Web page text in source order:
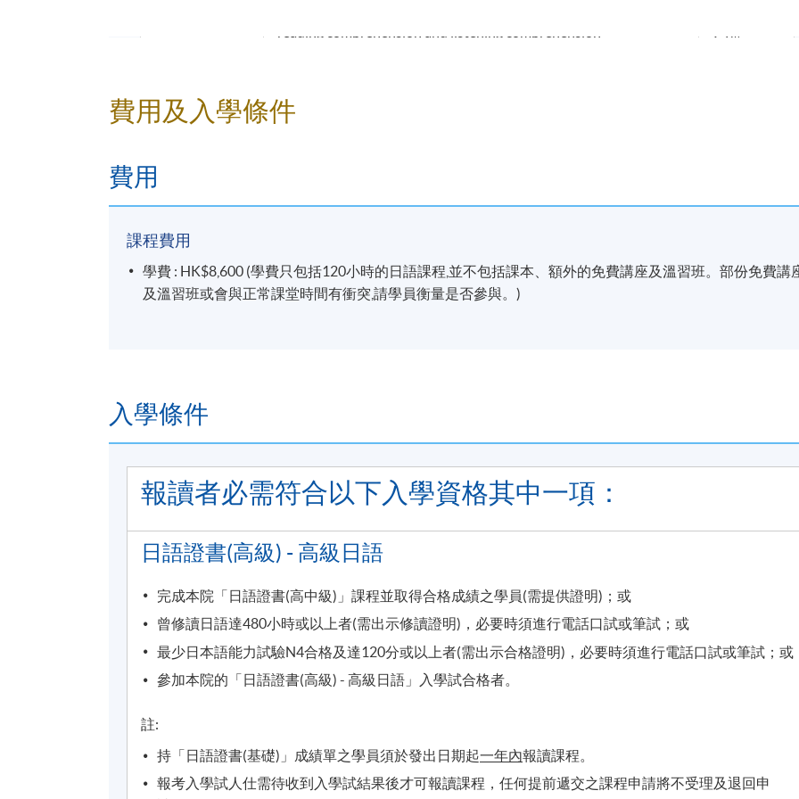
25%
Oral
Examination
A 5-minute one-to-one oral examination
Final
Examination
期末考試
reading comprehension and listening comprehension
Total 合
所有日語課程均由資深導師教授。
【E-Learning介紹】
日語E-Learning網上學習平台為本學科於2008年3月開發的多元化網上學習系統，將先進的教育科技融入傳
面授教學，為學員提供課堂以外完善的學習支援。（本E-Learning 部份內容獲授權使用3A Network之教
材。）
學員透過學習平台，可隨時聽到純正的日語發音﹑溫習文法及學習日本文化。這個網頁是配合正規課堂以外
的補充教材。同學可藉此預習和複習課程，以提升及鞏固日語能力。
費用及入學條件
費用
課程費用
學費 : HK$8,600 (學費只包括120小時的日語課程,並不包括課本、額外的免費講座及溫習班。部份免費講
及溫習班或會與正常課堂時間有衝突,請學員衡量是否參與。)
入學條件
報讀者必需符合以下入學資格其中一項：
日語證書(高級) - 高級日語
完成本院「日語證書(高中級)」課程並取得合格成績之學員(需提供證明)；或
曾修讀日語達480小時或以上者(需出示修讀證明)，必要時須進行電話口試或筆試；或
最少日本語能力試驗N4合格及達120分或以上者(需出示合格證明)，必要時須進行電話口試或筆試；或
參加本院的「日語證書(高級) - 高級日語」入學試合格者。
註:
持「日語證書(基礎)」成績單之學員須於發出日期起一年內報讀課程。
報考入學試人仕需待收到入學試結果後才可報讀課程，任何提前遞交之課程申請將不受理及退回申